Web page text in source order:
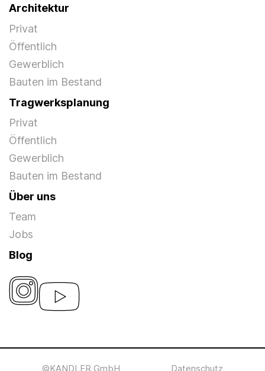
Architektur
Privat
Öffentlich
Gewerblich
Bauten im Bestand
Tragwerksplanung
Privat
Öffentlich
Gewerblich
Bauten im Bestand
Über uns
Team
Jobs
Blog
©KANDLER GmbH Datenschutz